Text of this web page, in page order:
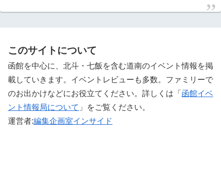
このサイトについて
函館を中心に、北斗・七飯を含む道南のイベント情報を掲
載していきます。イベントレビューも多数。ファミリーで
のお出かけなどにお役立てください。詳しくは「 函館イベ
ント情報局について 」をご覧ください。 ‎
運営者:編集企画室インサイド